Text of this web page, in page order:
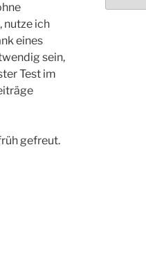
nutze ich
eines
sein,
Test im
gefreut.